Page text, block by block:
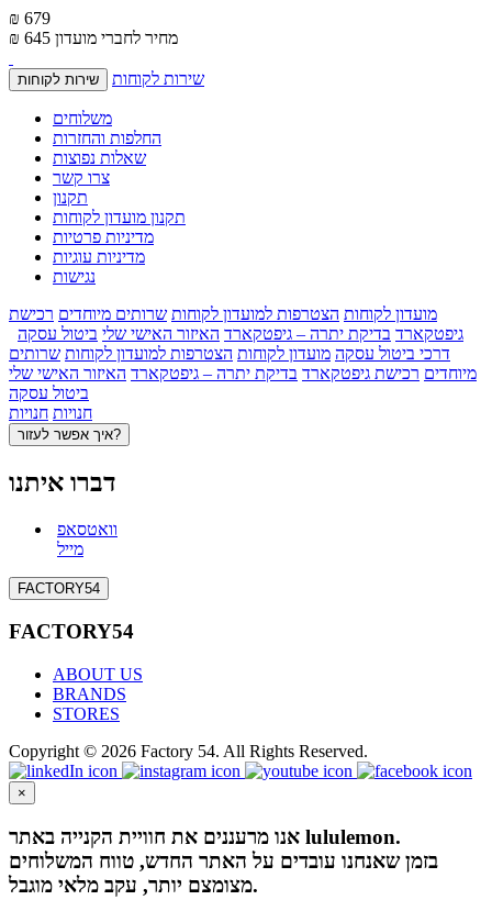
₪ 679
₪ 645 מחיר לחברי מועדון
שירות לקוחות שירות לקוחות
משלוחים
החלפות והחזרות
שאלות נפוצות
צרו קשר
תקנון
תקנון מועדון לקוחות
מדיניות פרטיות
מדיניות עוגיות
נגישות
מועדון לקוחות הצטרפות למועדון לקוחות שרותים מיוחדים רכישת
גיפטקארד בדיקת יתרה – גיפטקארד האיזור האישי שלי ביטול עסקה
דרכי ביטול עסקה מועדון לקוחות הצטרפות למועדון לקוחות שרותים
מיוחדים רכישת גיפטקארד בדיקת יתרה – גיפטקארד האיזור האישי שלי
ביטול עסקה
חנויות חנויות
איך אפשר לעזור?
דברו איתנו
וואטסאפ
מייל
FACTORY54
FACTORY54
ABOUT US
BRANDS
STORES
Copyright © 2026 Factory 54. All Rights Reserved.
×
אנו מרעננים את חוויית הקנייה באתר lululemon.
בזמן שאנחנו עובדים על האתר החדש, טווח המשלוחים
מצומצם יותר, עקב מלאי מוגבל.